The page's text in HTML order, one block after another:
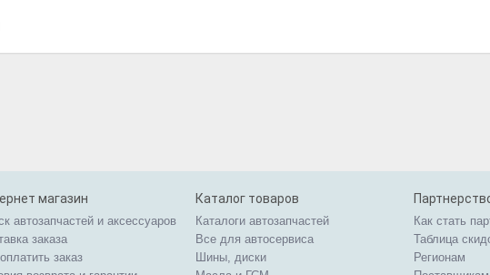
магазин
автозапчастей и аксессуаров
заказа
заказ
Каталог товаров
Каталоги автозапчастей
Все для автосервиса
Шины, диски
Как стать
Таблица
Регионам